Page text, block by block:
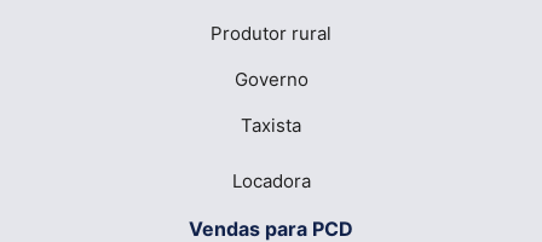
Produtor rural
Governo
Taxista
Locadora
Vendas para PCD